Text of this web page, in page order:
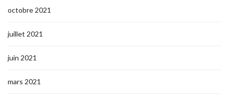
octobre 2021
juillet 2021
juin 2021
mars 2021